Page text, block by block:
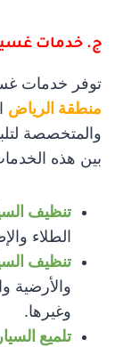
ج. خدمات
توفر خدمات
منطقة الرياض
والمتخصصة
بين هذه
تنظيف
الطلاء
تنظيف
والأرضية
وغيرها.
تلميع